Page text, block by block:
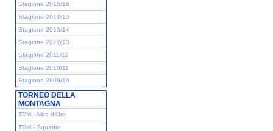
Stagione 2015/16
Stagione 2014/15
Stagione 2013/14
Stagione 2012/13
Stagione 2011/12
Stagione 2010/11
Stagione 2009/10
TORNEO DELLA
MONTAGNA
TDM - Albo d'Oro
TDM - Squadre